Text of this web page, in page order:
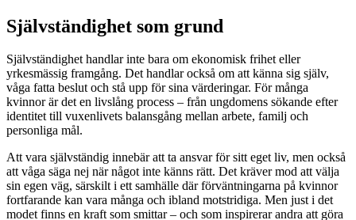
Självständighet som grund
Självständighet handlar inte bara om ekonomisk frihet eller
yrkesmässig framgång. Det handlar också om att känna sig själv,
våga fatta beslut och stå upp för sina värderingar. För många
kvinnor är det en livslång process – från ungdomens sökande efter
identitet till vuxenlivets balansgång mellan arbete, familj och
personliga mål.
Att vara självständig innebär att ta ansvar för sitt eget liv, men också
att våga säga nej när något inte känns rätt. Det kräver mod att välja
sin egen väg, särskilt i ett samhälle där förväntningarna på kvinnor
fortfarande kan vara många och ibland motstridiga. Men just i det
modet finns en kraft som smittar – och som inspirerar andra att göra